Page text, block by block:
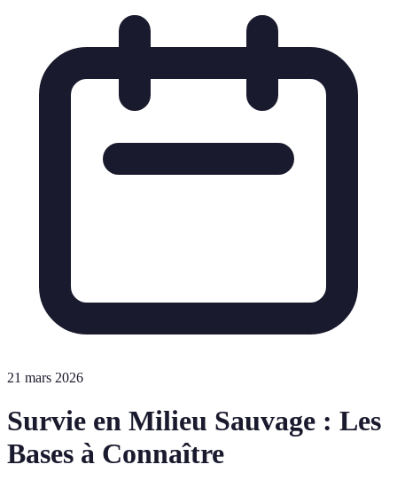
21 mars 2026
Survie en Milieu Sauvage : Les
Bases à Connaître